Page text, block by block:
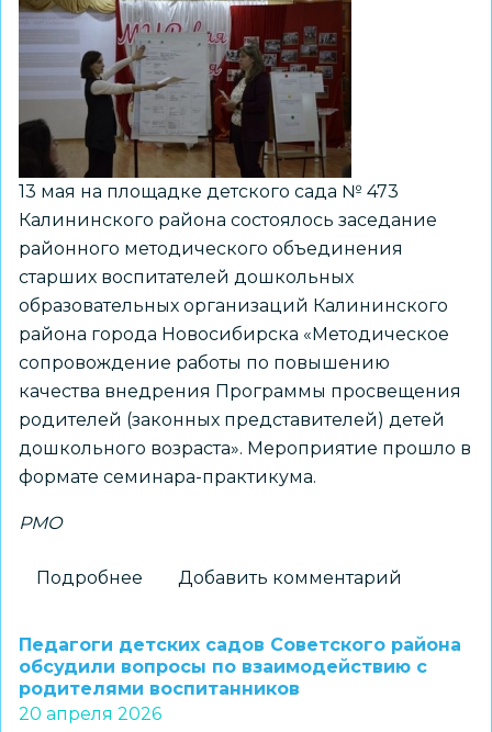
с
родителями
воспитанников
13 мая на площадке детского сада № 473
Калининского района состоялось заседание
районного методического объединения
старших воспитателей дошкольных
образовательных организаций Калининского
района города Новосибирска «Методическое
сопровождение работы по повышению
качества внедрения Программы просвещения
родителей (законных представителей) детей
дошкольного возраста». Мероприятие прошло в
формате семинара-практикума.
РМО
Подробнее
ДОО
Калининского
района
Добавить комментарий
Педагоги детских садов Советского района
обсудили вопросы по взаимодействию с
родителями воспитанников
20 апреля 2026